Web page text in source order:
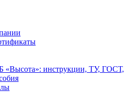
«Высота»: инструкции, ТУ, ГОСТ,